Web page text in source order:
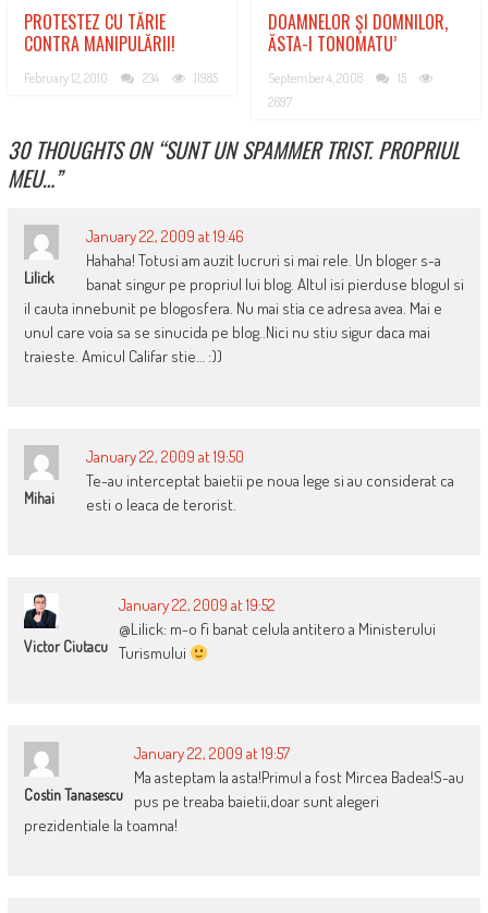
PROTESTEZ CU TĂRIE
CONTRA MANIPULĂRII!
February 12, 2010 234 11985
DOAMNELOR ŞI DOMNILOR,
ĂSTA-I TONOMATU’
September 4, 2008
15
2697
30 THOUGHTS ON “SUNT UN SPAMMER TRIST. PROPRIUL
MEU…”
Lilick
January 22, 2009 at 19:46
Hahaha! Totusi am auzit lucruri si mai rele. Un bloger s-a
banat singur pe propriul lui blog. Altul isi pierduse blogul si
il cauta innebunit pe blogosfera. Nu mai stia ce adresa avea. Mai e
unul care voia sa se sinucida pe blog..Nici nu stiu sigur daca mai
traieste. Amicul Califar stie… :))
Mihai
January 22, 2009 at 19:50
Te-au interceptat baietii pe noua lege si au considerat ca
esti o leaca de terorist.
Victor Ciutacu
January 22, 2009 at 19:52
@Lilick: m-o fi banat celula antitero a Ministerului
Turismului
Costin Tanasescu
January 22, 2009 at 19:57
Ma asteptam la asta!Primul a fost Mircea Badea!S-au
pus pe treaba baietii,doar sunt alegeri
prezidentiale la toamna!